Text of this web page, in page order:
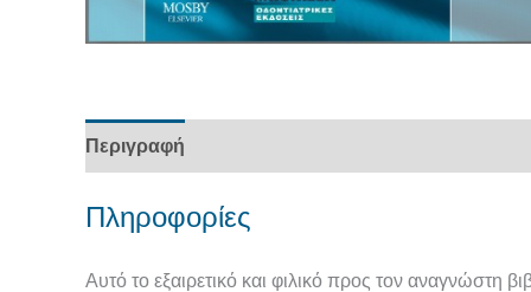
Περιγραφή
Πληροφορίες
Αυτό το εξαιρετικό και φιλικό προς τον αναγνώστη